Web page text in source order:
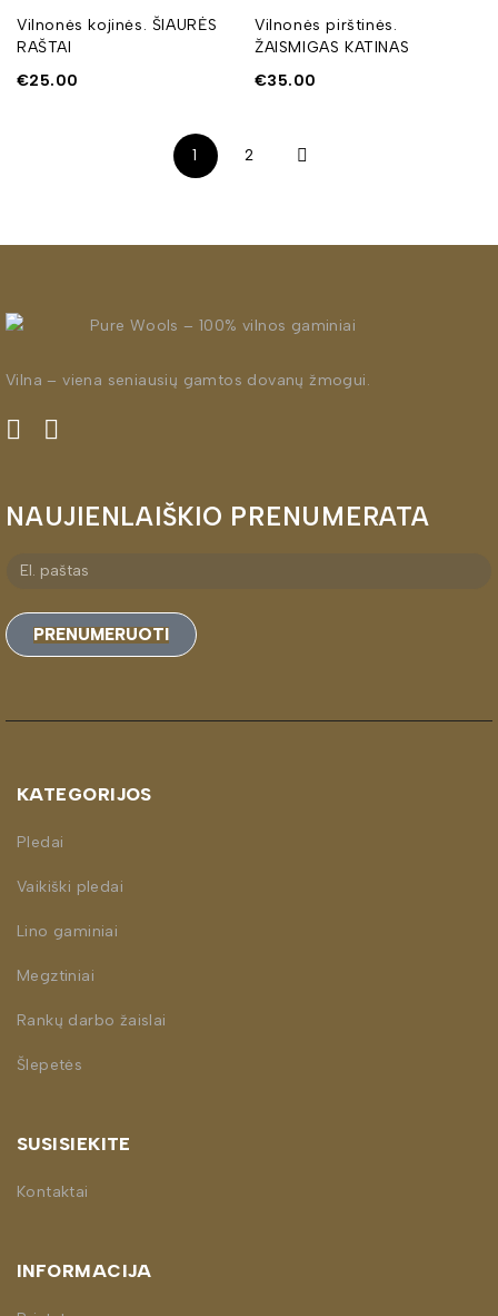
Vilnonės kojinės. ŠIAURĖS
RAŠTAI
€25.00
Vilnonės pirštinės.
ŽAISMIGAS KATINAS
€35.00
1 2
Vilna – viena seniausių gamtos dovanų žmogui.
NAUJIENLAIŠKIO PRENUMERATA
PRENUMERUOTI
KATEGORIJOS
Pledai
Vaikiški pledai
Lino gaminiai
Megztiniai
Rankų darbo žaislai
Šlepetės
SUSISIEKITE
Kontaktai
INFORMACIJA